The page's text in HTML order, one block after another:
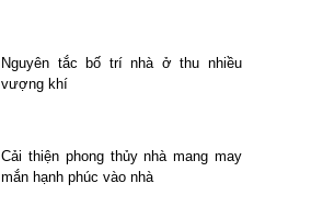
Nguyên tắc bố trí nhà ở thu nhiều
vượng khí
Cải thiện phong thủy nhà mang may
mắn hạnh phúc vào nhà